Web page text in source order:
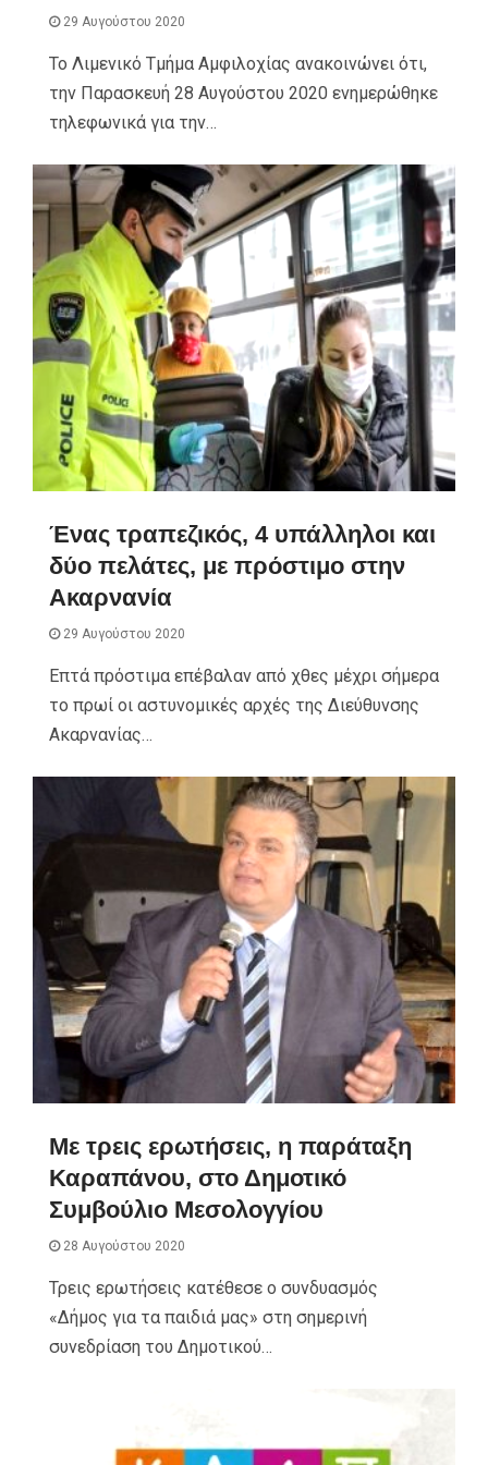
29 Αυγούστου 2020
Το Λιμενικό Τμήμα Αμφιλοχίας ανακοινώνει ότι,
την Παρασκευή 28 Αυγούστου 2020 ενημερώθηκε
τηλεφωνικά για την…
Ένας τραπεζικός, 4 υπάλληλοι και
δύο πελάτες, με πρόστιμο στην
Ακαρνανία
29 Αυγούστου 2020
Επτά πρόστιμα επέβαλαν από χθες μέχρι σήμερα
το πρωί οι αστυνομικές αρχές της Διεύθυνσης
Ακαρνανίας…
Με τρεις ερωτήσεις, η παράταξη
Καραπάνου, στο Δημοτικό
Συμβούλιο Μεσολογγίου
28 Αυγούστου 2020
Τρεις ερωτήσεις κατέθεσε ο συνδυασμός
«Δήμος για τα παιδιά μας» στη σημερινή
συνεδρίαση του Δημοτικού…